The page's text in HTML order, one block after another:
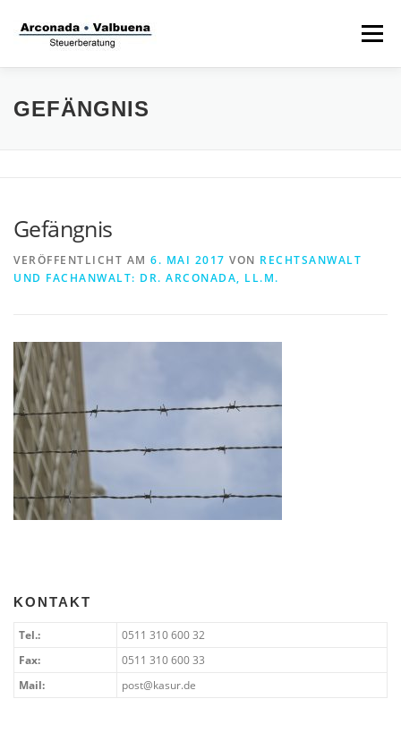
Inhalt
Menü
STARTSEITE STEUERANWALT
STIFTUNG
GEFÄNGNIS
Gefängnis
VERÖFFENTLICHT AM 6. MAI 2017 VON RECHTSANWALT
UND FACHANWALT: DR. ARCONADA, LL.M.
KONTAKT
Tel.:
0511 310 600 32
Fax:
0511 310 600 33
Mail:
post@kasur.de